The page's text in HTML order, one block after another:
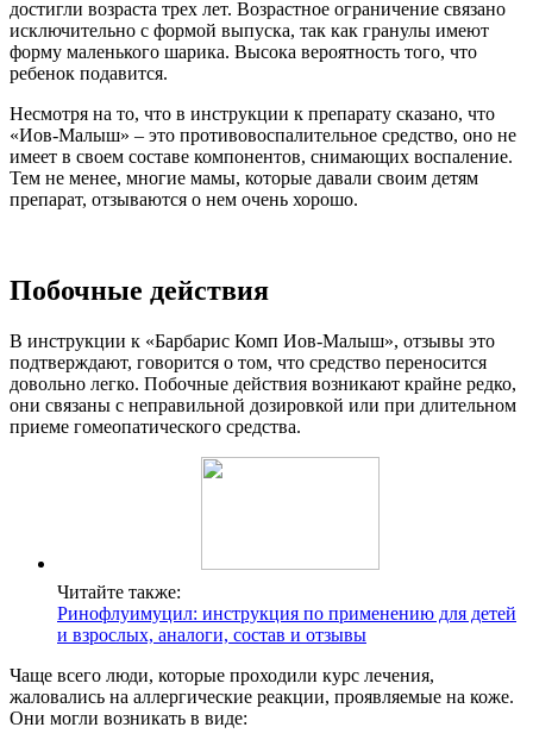
достигли возраста трех лет. Возрастное ограничение связано
исключительно с формой выпуска, так как гранулы имеют
форму маленького шарика. Высока вероятность того, что
ребенок подавится.
Несмотря на то, что в инструкции к препарату сказано, что
«Иов-Малыш» – это противовоспалительное средство, оно не
имеет в своем составе компонентов, снимающих воспаление.
Тем не менее, многие мамы, которые давали своим детям
препарат, отзываются о нем очень хорошо.
Побочные действия
В инструкции к «Барбарис Комп Иов-Малыш», отзывы это
подтверждают, говорится о том, что средство переносится
довольно легко. Побочные действия возникают крайне редко,
они связаны с неправильной дозировкой или при длительном
приеме гомеопатического средства.
Читайте также:
Ринофлуимуцил: инструкция по применению для детей
и взрослых, аналоги, состав и отзывы
Чаще всего люди, которые проходили курс лечения,
жаловались на аллергические реакции, проявляемые на коже.
Они могли возникать в виде: